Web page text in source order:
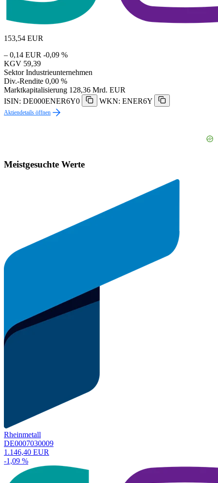
153,54 EUR
– 0,14 EUR -0,09 %
KGV 59,39
Sektor Industrieunternehmen
Div.-Rendite 0,00 %
Marktkapitalisierung 128,36 Mrd. EUR
ISIN: DE000ENER6Y0
WKN: ENER6Y
Aktiendetails öffnen
Meistgesuchte Werte
Rheinmetall
DE0007030009
1.146,40 EUR
-1,09 %